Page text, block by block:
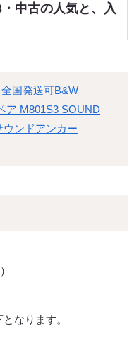
中古の人気と、入
全国発送可B&W
ア M801S3 SOUND
ンドアンカー
なります。